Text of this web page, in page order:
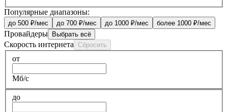
Популярные диапазоны:
до 500 ₽/мес до 700 ₽/мес до 1000 ₽/мес более 1000 ₽/мес
Провайдеры Выбрать всё
Скорость интернета Сбросить
от
Мб/с
до